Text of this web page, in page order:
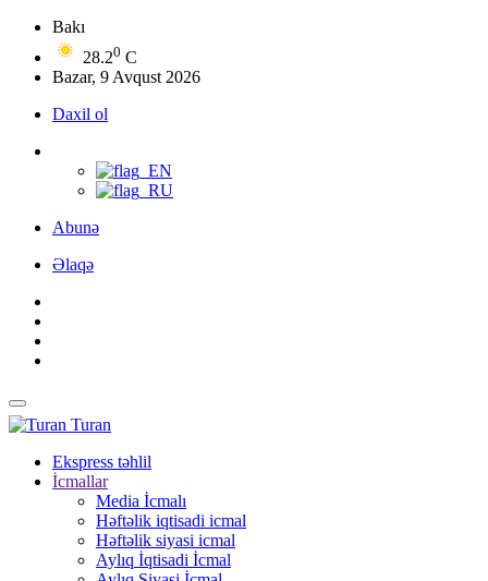
Bakı
28.20 C
Bazar, 9 Avqust 2026
Daxil ol
Abunə
Əlaqə
Turan
Ekspress təhlil
İcmallar
Media İcmalı
Həftəlik iqtisadi icmal
Həftəlik siyasi icmal
Aylıq İqtisadi İcmal